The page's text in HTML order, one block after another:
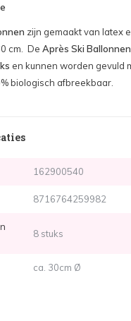
zijn gemaakt van latex
cm. De Après Ski Ballonnen
en kunnen worden gevuld
biologisch afbreekbaar.
162900540
8716764259982
8 stuks
ca. 30cm Ø